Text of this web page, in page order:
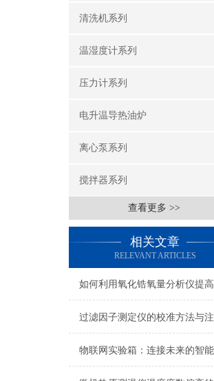
清洗机系列
温湿度计系列
压力计系列
电升温导热油炉
离心泵系列
搅拌器系列
查看更多 >>
相关文章
RELEVANT ARTICLES